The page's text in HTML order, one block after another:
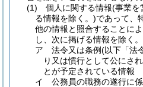
(1)
個人に関する情報(事業を
る情報を除く。)であって、
他の情報と照合することに
し、次に掲げる情報を除く。
ア
法令又は条例(以下「法
り又は慣行として公にさ
とが予定されている情報
イ
公務員の職務の遂行に